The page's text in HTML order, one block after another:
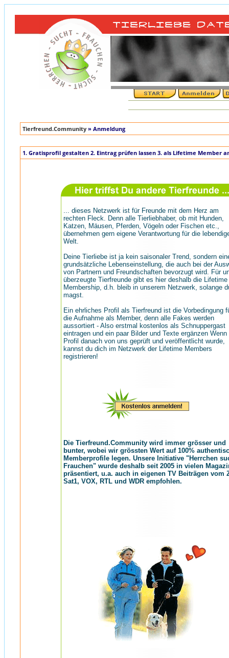
Tierfreund.Community » Anmeldung
1. Gratisprofil gestalten 2. Eintrag prüfen lassen 3. als Lifetime Member
... dieses Netzwerk ist für Freunde mit dem Herz am
rechten Fleck. Denn alle Tierliebhaber, ob mit Hunden,
Katzen, Mäusen, Pferden, Vögeln oder Fischen etc.,
übernehmen gern eigene Verantwortung für die
Welt.
Deine Tierliebe ist ja kein saisonaler Trend, sondern
grundsätzliche Lebenseinstellung, die auch bei der
von Partnern und Freundschaften bevorzugt wird. Für
überzeugte Tierfreunde gibt es hier deshalb die Lifetime
Membership, d.h. bleib in unserem Netzwerk, solange
magst.
Ein ehrliches Profil als Tierfreund ist die Vorbedingung
die Aufnahme als Member, denn alle Fakes werden
aussortiert - Also erstmal kostenlos als Schnuppergast
eintragen und ein paar Bilder und Texte ergänzen Wenn
Profil danach von uns geprüft und veröffentlicht wurde,
kannst du dich im Netzwerk der Lifetime Members
registrieren!
Die Tierfreund.Community wird immer grösser und
bunter, wobei wir grössten Wert auf 100%
Memberprofile legen. Unsere Initiative "Herrchen
Frauchen" wurde deshalb seit 2005 in vielen
präsentiert, u.a. auch in eigenen TV Beiträgen vom
Sat1, VOX, RTL und WDR empfohlen.